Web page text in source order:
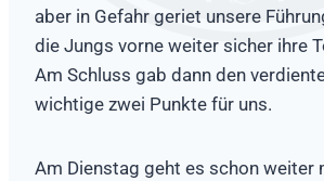
aber in Gefahr geriet unsere
die Jungs vorne weiter sicher ihre
Am Schluss gab dann den
wichtige zwei Punkte für uns.
Am Dienstag geht es schon weiter